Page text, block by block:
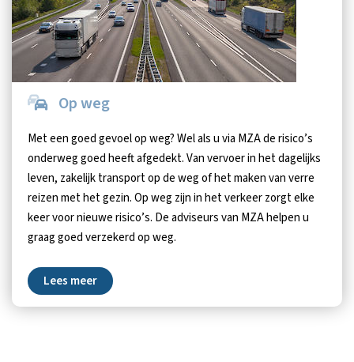
Op weg
Met een goed gevoel op weg? Wel als u via MZA de risico’s
onderweg goed heeft afgedekt. Van vervoer in het dagelijks
leven, zakelijk transport op de weg of het maken van verre
reizen met het gezin. Op weg zijn in het verkeer zorgt elke
keer voor nieuwe risico’s. De adviseurs van MZA helpen u
graag goed verzekerd op weg.
Lees meer